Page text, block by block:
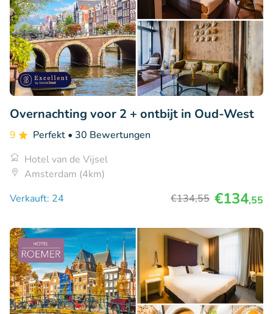
Overnachting voor 2 + ontbijt in Oud-West
9 Perfekt • 30 Bewertungen
Hotel van de Vijsel
Amsterdam (4km)
Verkauft: 24
€134,55 €134,55